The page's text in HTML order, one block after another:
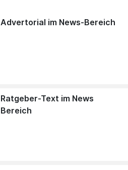
Advertorial im News-Bereich
Ratgeber-Text im News
Bereich